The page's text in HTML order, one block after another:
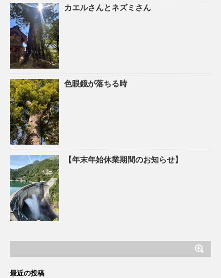
カエルさんとネズミさん
色眼鏡が落ちる時
【年末年始休業期間のお知らせ】
最近の投稿